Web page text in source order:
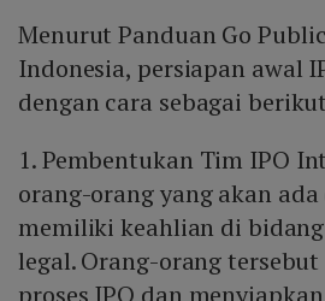
Menurut Panduan Go
Indonesia, persiapan awal
dengan cara sebagai
1. Pembentukan Tim IPO
orang-orang yang akan
memiliki keahlian di
legal. Orang-orang